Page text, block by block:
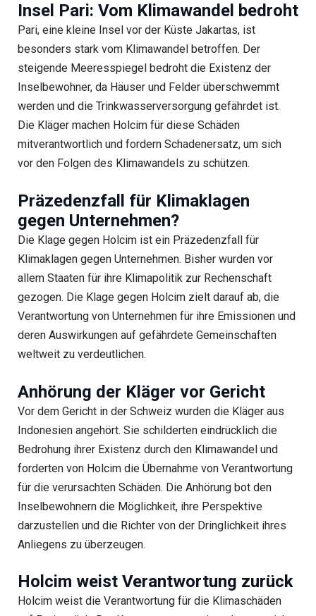
Insel Pari: Vom Klimawandel bedroht
Pari, eine kleine Insel vor der Küste Jakartas, ist
besonders stark vom Klimawandel betroffen. Der
steigende Meeresspiegel bedroht die Existenz der
Inselbewohner, da Häuser und Felder überschwemmt
werden und die Trinkwasserversorgung gefährdet ist.
Die Kläger machen Holcim für diese Schäden
mitverantwortlich und fordern Schadenersatz, um sich
vor den Folgen des Klimawandels zu schützen.
Präzedenzfall für Klimaklagen
gegen Unternehmen?
Die Klage gegen Holcim ist ein Präzedenzfall für
Klimaklagen gegen Unternehmen. Bisher wurden vor
allem Staaten für ihre Klimapolitik zur Rechenschaft
gezogen. Die Klage gegen Holcim zielt darauf ab, die
Verantwortung von Unternehmen für ihre Emissionen und
deren Auswirkungen auf gefährdete Gemeinschaften
weltweit zu verdeutlichen.
Anhörung der Kläger vor Gericht
Vor dem Gericht in der Schweiz wurden die Kläger aus
Indonesien angehört. Sie schilderten eindrücklich die
Bedrohung ihrer Existenz durch den Klimawandel und
forderten von Holcim die Übernahme von Verantwortung
für die verursachten Schäden. Die Anhörung bot den
Inselbewohnern die Möglichkeit, ihre Perspektive
darzustellen und die Richter von der Dringlichkeit ihres
Anliegens zu überzeugen.
Holcim weist Verantwortung zurück
Holcim weist die Verantwortung für die Klimaschäden